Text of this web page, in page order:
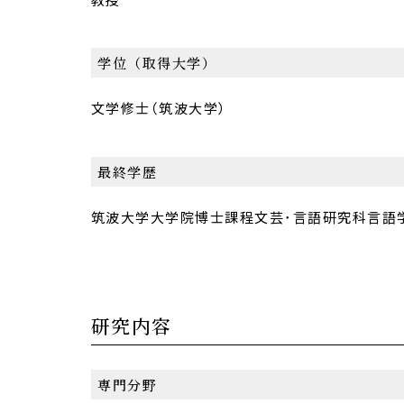
学位（取得大学）
文学修士（筑波大学）
最終学歴
筑波大学大学院博士課程文芸･言語研究科言語
研究内容
専門分野